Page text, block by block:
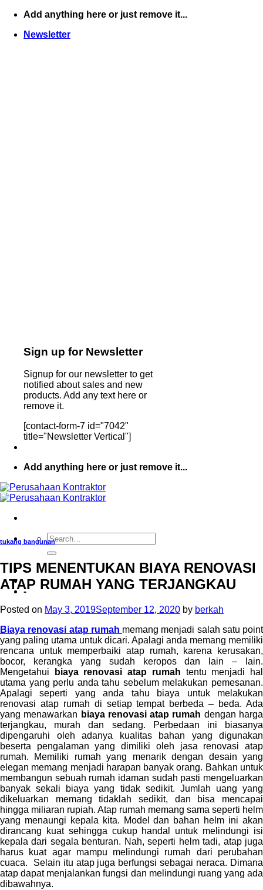
Skip
content
Add anything here or just remove it...
Newsletter
Sign up for Newsletter
Signup for our newsletter to get
notified about sales and new
products. Add any text here or
remove it.
[contact-form-7 id="7042"
title="Newsletter Vertical"]
Add anything here or just remove it...
-
-
tukang bangunan
TIPS MENENTUKAN BIAYA RENOVASI
ATAP RUMAH YANG TERJANGKAU
Posted on May 3, 2019September 12, 2020 by berkah
Biaya renovasi atap rumah memang menjadi salah satu point
yang paling utama untuk dicari. Apalagi anda memang memiliki
rencana untuk memperbaiki atap rumah, karena kerusakan,
bocor, kerangka yang sudah keropos dan lain – lain.
Mengetahui
biaya renovasi atap rumah tentu menjadi hal
utama yang perlu anda tahu sebelum melakukan pemesanan.
Apalagi seperti yang anda tahu biaya untuk melakukan
renovasi atap rumah di setiap tempat berbeda – beda. Ada
yang menawarkan biaya renovasi atap rumah dengan harga
terjangkau, murah dan sedang. Perbedaan ini biasanya
dipengaruhi oleh adanya kualitas bahan yang digunakan
beserta pengalaman yang dimiliki oleh jasa renovasi atap
rumah. Memiliki rumah yang menarik dengan desain yang
elegan memang menjadi harapan banyak orang. Bahkan untuk
membangun sebuah rumah idaman sudah pasti mengeluarkan
banyak sekali biaya yang tidak sedikit. Jumlah uang yang
dikeluarkan memang tidaklah sedikit, dan bisa mencapai
hingga miliaran rupiah. Atap rumah memang sama seperti helm
yang menaungi kepala kita. Model dan bahan helm ini akan
dirancang kuat sehingga cukup handal untuk melindungi isi
kepala dari segala benturan. Nah, seperti helm tadi, atap juga
harus kuat agar mampu melindungi rumah dari perubahan
cuaca. Selain itu atap juga berfungsi sebagai neraca. Dimana
atap dapat menjalankan fungsi dan melindungi ruang yang ada
dibawahnya.